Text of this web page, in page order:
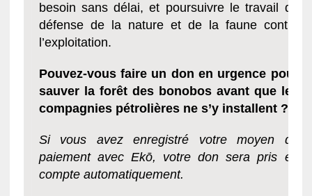
besoin sans délai, et poursuivre le travail de
défense de la nature et de la faune contre
l’exploitation.
Pouvez-vous faire un don en urgence pour
sauver la forêt des bonobos avant que les
compagnies pétrolières ne s’y installent ?
Si vous avez enregistré votre moyen de
paiement avec Ekō, votre don sera pris en
compte automatiquement.